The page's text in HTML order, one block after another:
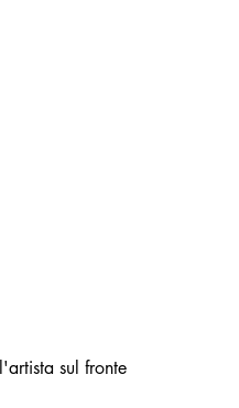
sul fronte